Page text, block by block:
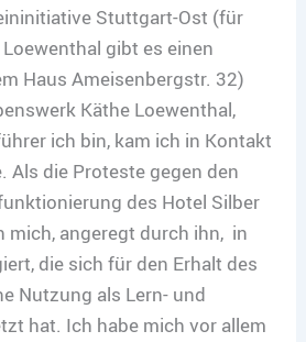
Stuttgart-Ost (für
gibt es einen
Haus Ameisenbergstr. 32)
Käthe Loewenthal,
ich bin, kam ich in Kontakt
Als die Proteste gegen den
des Hotel Silber
mich, angeregt durch ihn, in
die sich für den Erhalt des
Nutzung als Lern- und
hat. Ich habe mich vor allem